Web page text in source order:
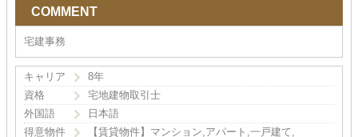
COMMENT
宅建事務
キャリア
8年
資格
宅地建物取引士
外国語
日本語
得意物件
【賃貸物件】マンション,アパート,一戸建て,